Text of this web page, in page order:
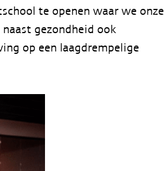
te openen waar we onze
gezondheid ook
op een laagdrempelige